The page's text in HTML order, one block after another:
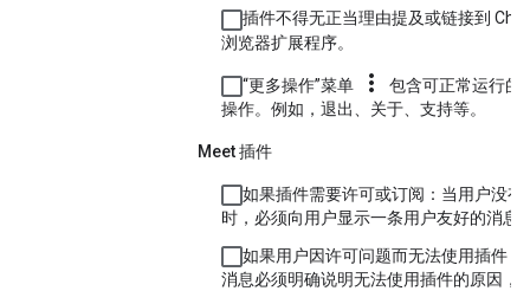
插件不得无正当理由提及或链接到
浏览器扩展程序。
“更多操作”菜单 more_vert
包含可正常运行的
操作。例如，退出、关于、支持等。
Meet 插件
如果插件需要许可或订阅：当用户没有
时，必须向用户显示一条用户友好的消息
如果用户因许可问题而无法使用插件，
消息必须明确说明无法使用插件的原因，